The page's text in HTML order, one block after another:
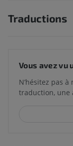
Traductions
Vous avez vu
N’hésitez pas
traduction, une